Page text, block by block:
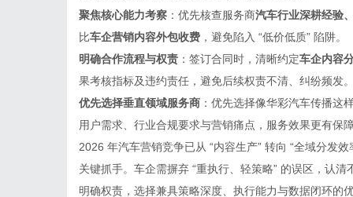
聚焦核心能力考察 ：优先核查服务商汽车行业深耕经验
比车企营销内容外包收费 ，避免陷入 “低价低质” 陷阱。
明确合作流程与权责 ：签订合同时，清晰约定车企内容
果考核指标及违约责任，避免后续权责不清、纠纷频发
优先选择垂直领域服务商 ：优先选择像华彩汽车传播这
用户需求、行业合规要求与营销痛点，服务效果更有保
2026 年汽车营销竞争已从 “内容生产” 转向 “全域分发效
关键抓手。车企需摒弃 “重执行、轻策略” 的误区，认
明确权责，选择兼具策略深度、执行能力与数据闭环的